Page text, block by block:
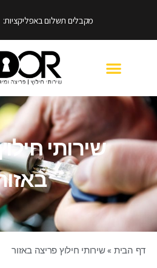
מקבלים תשלום באפליקציות:
שירותי
דף הבית »שירותי חילוץ פריצה באזור